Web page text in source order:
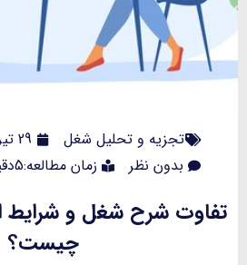
تجزیه و تحلیل شغل 29 تیر 1401
بدون نظر
زمان مطالعه:5دقیقه
تفاوت شرح شغل و شرایط
چیست؟